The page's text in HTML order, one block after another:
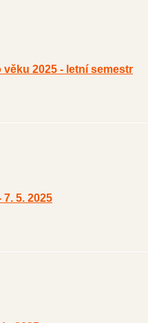
2025 - letní semestr
7. 5. 2025